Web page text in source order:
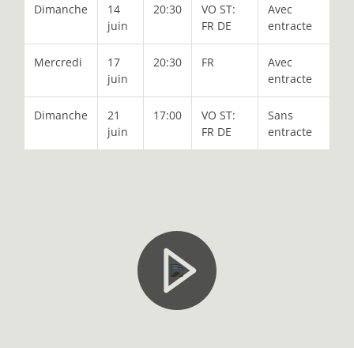
Dimanche
14
juin
20:30
VO ST:
FR DE
Avec
entracte
Mercredi
17
juin
20:30 FR
Avec
entracte
Dimanche
21
juin
17:00
VO ST:
FR DE
Sans
entracte